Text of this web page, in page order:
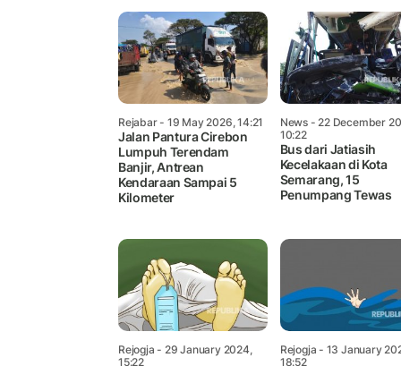
Rejabar- 19 May 2026, 14:21
Jalan Pantura Cirebon
Lumpuh Terendam
Banjir, Antrean
Kendaraan Sampai 5
Kilometer
News- 22 December
10:22
Bus dari Jatiasih
Kecelakaan di Kota
Semarang, 15
Penumpang Tewas
Rejogja - 29 January 2024,
15:22
Rejogja - 13 January
18:52